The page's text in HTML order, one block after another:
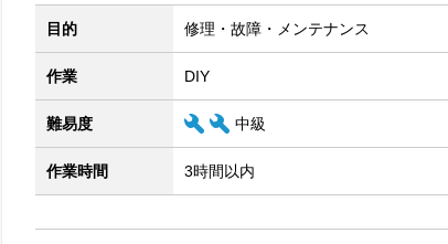
目的 修理・故障・メンテナンス
作業 DIY
難易度 中級
作業時間 3時間以内